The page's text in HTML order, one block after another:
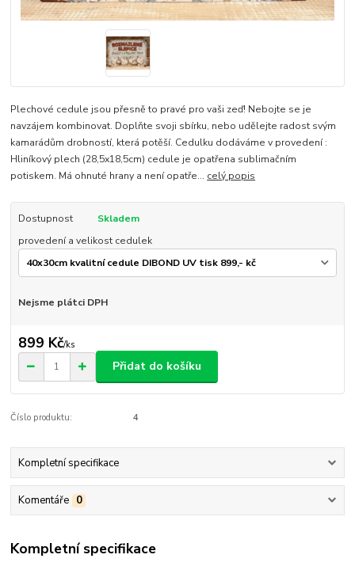
Plechové cedule jsou přesně to pravé pro vaši zeď! Nebojte se je
navzájem kombinovat. Doplňte svoji sbírku, nebo udělejte radost svým
kamarádům drobností, která potěší. Cedulku dodáváme v provedení :
Hliníkový plech (28,5x18,5cm) cedule je opatřena sublimačním
potiskem. Má ohnuté hrany a není opatře... celý popis
Dostupnost
Skladem
provedení a velikost cedulek
Nejsme plátci DPH
899 Kč/ks
Přidat do košíku
Číslo produktu: 4
Kompletní specifikace
Komentáře 0
Kompletní specifikace